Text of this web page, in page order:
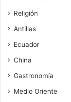
Religión
Antillas
Ecuador
China
Gastronomía
Medio Oriente